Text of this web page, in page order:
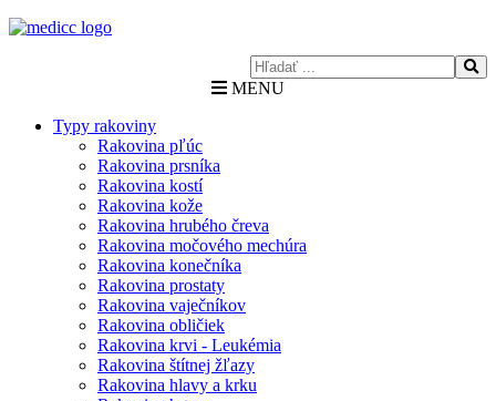
MENU
Typy rakoviny
Rakovina pľúc
Rakovina prsníka
Rakovina kostí
Rakovina kože
Rakovina hrubého čreva
Rakovina močového mechúra
Rakovina konečníka
Rakovina prostaty
Rakovina vaječníkov
Rakovina obličiek
Rakovina krvi - Leukémia
Rakovina štítnej žľazy
Rakovina hlavy a krku